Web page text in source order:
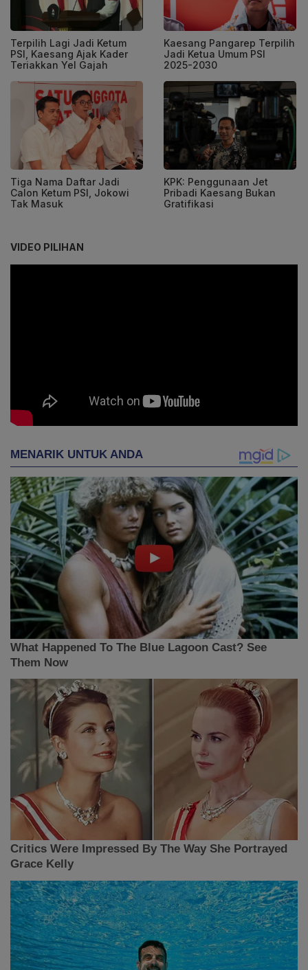
Terpilih Lagi Jadi Ketum
PSI, Kaesang Ajak Kader
Teriakkan Yel Gajah
Kaesang Pangarep Terpilih
Jadi Ketua Umum PSI
2025-2030
Tiga Nama Daftar Jadi
Calon Ketum PSI, Jokowi
Tak Masuk
KPK: Penggunaan Jet
Pribadi Kaesang Bukan
Gratifikasi
VIDEO PILIHAN